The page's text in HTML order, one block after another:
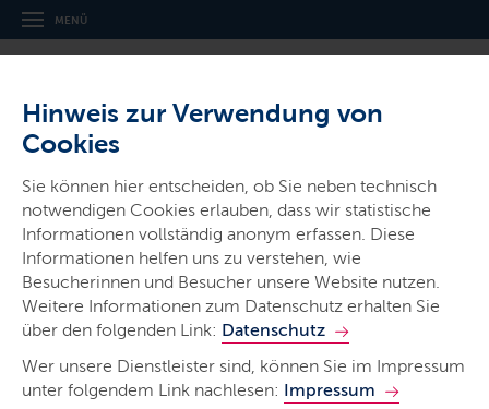
Hinweis zur Verwendung von
Cookies
Sie können hier entscheiden, ob Sie neben technisch
notwendigen Cookies erlauben, dass wir statistische
Informationen vollständig anonym erfassen. Diese
Informationen helfen uns zu verstehen, wie
Besucherinnen und Besucher unsere Website nutzen.
Weitere Informationen zum Datenschutz erhalten Sie
über den folgenden Link: Datenschutz
Wer unsere Dienstleister sind, können Sie im Impressum
unter folgendem Link nachlesen: Impressum
MENÜ
Thema
Planen, Bauen & Wohnen
Planen, Bauen & Wohnen